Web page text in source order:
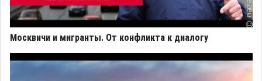
Москвичи и мигранты. От конфликта к диалогу